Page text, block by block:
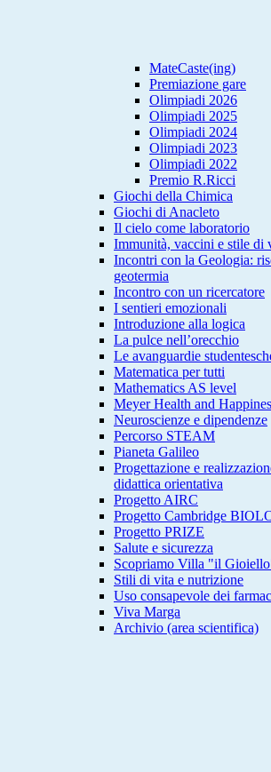
MateCaste(ing)
Premiazione gare
Olimpiadi 2026
Olimpiadi 2025
Olimpiadi 2024
Olimpiadi 2023
Olimpiadi 2022
Premio R.Ricci
Giochi della Chimica
Giochi di Anacleto
Il cielo come laboratorio
Immunità, vaccini e stile di
Incontri con la Geologia:
geotermia
Incontro con un ricercatore
I sentieri emozionali
Introduzione alla logica
La pulce nell’orecchio
Le avanguardie
Matematica per tutti
Mathematics AS level
Meyer Health and
Neuroscienze e dipendenze
Percorso STEAM
Pianeta Galileo
Progettazione e
didattica orientativa
Progetto AIRC
Progetto Cambridge
Progetto PRIZE
Salute e sicurezza
Scopriamo Villa "il
Stili di vita e nutrizione
Uso consapevole dei
Viva Marga
Archivio (area scientifica)